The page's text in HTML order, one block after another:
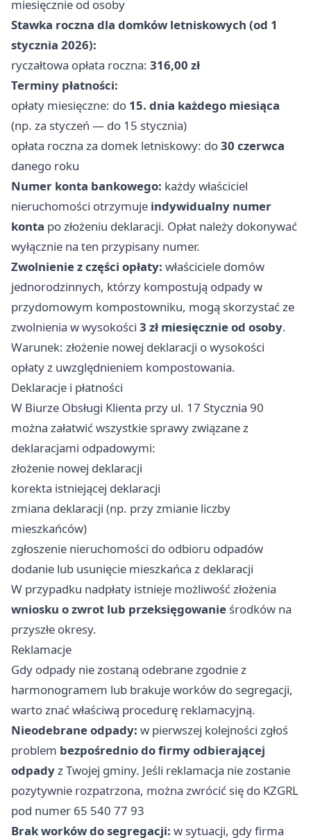
miesięcznie od osoby
Stawka roczna dla domków letniskowych (od 1
stycznia 2026):
ryczałtowa opłata roczna: 316,00 zł
Terminy płatności:
opłaty miesięczne: do 15. dnia każdego miesiąca
(np. za styczeń — do 15 stycznia)
opłata roczna za domek letniskowy: do30 czerwca
danego roku
Numer konta bankowego: każdy właściciel
nieruchomości otrzymuje indywidualny numer
konta po złożeniu deklaracji. Opłat należy dokonywać
wyłącznie na ten przypisany numer.
Zwolnienie z części opłaty: właściciele domów
jednorodzinnych, którzy kompostują odpady w
przydomowym kompostowniku, mogą skorzystać ze
zwolnienia w wysokości 3 zł miesięcznie od osoby.
Warunek: złożenie nowej deklaracji o wysokości
opłaty z uwzględnieniem kompostowania.
Deklaracje i płatności
W Biurze Obsługi Klienta przy ul. 17 Stycznia 90
można załatwić wszystkie sprawy związane z
deklaracjami odpadowymi:
złożenie nowej deklaracji
korekta istniejącej deklaracji
zmiana deklaracji (np. przy zmianie liczby
mieszkańców)
zgłoszenie nieruchomości do odbioru odpadów
dodanie lub usunięcie mieszkańca z deklaracji
W przypadku nadpłaty istnieje możliwość złożenia
wniosku o zwrot lub przeksięgowanie środków na
przyszłe okresy.
Reklamacje
Gdy odpady nie zostaną odebrane zgodnie z
harmonogramem lub brakuje worków do segregacji,
warto znać właściwą procedurę reklamacyjną.
Nieodebrane odpady: w pierwszej kolejności zgłoś
problem bezpośrednio do firmy odbierającej
odpadyz Twojej gminy. Jeśli reklamacja nie zostanie
pozytywnie rozpatrzona, można zwrócić się do KZGRL
pod numer 65 540 77 93
Brak worków do segregacji: w sytuacji, gdy firma